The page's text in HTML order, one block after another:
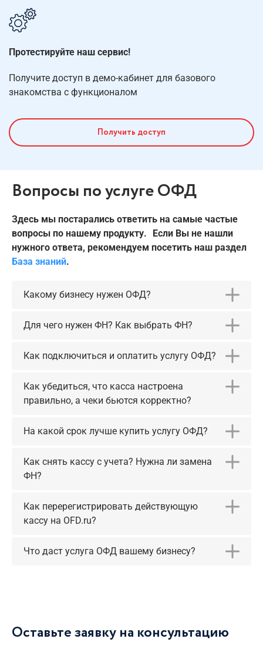
Протестируйте наш сервис!
Получите доступ в демо-кабинет для базового
знакомства с функционалом
Получить доступ
Вопросы по услуге ОФД
Здесь мы постарались ответить на самые частые
вопросы по нашему продукту. Если Вы не нашли
нужного ответа, рекомендуем посетить наш раздел
База знаний.
Какому бизнесу нужен ОФД?
Для чего нужен ФН? Как выбрать ФН?
Как подключиться и оплатить услугу ОФД?
Как убедиться, что касса настроена
правильно, а чеки бьются корректно?
На какой срок лучше купить услугу ОФД?
Как снять кассу с учета? Нужна ли замена
ФН?
Как перерегистрировать действующую
кассу на OFD.ru?
Что даст услуга ОФД вашему бизнесу?
Оставьте заявку на консультацию